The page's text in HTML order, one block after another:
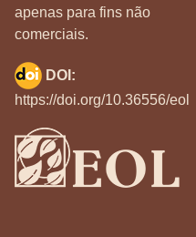
apenas para fins não
comerciais.
DOI:
https://doi.org/10.36556/eol